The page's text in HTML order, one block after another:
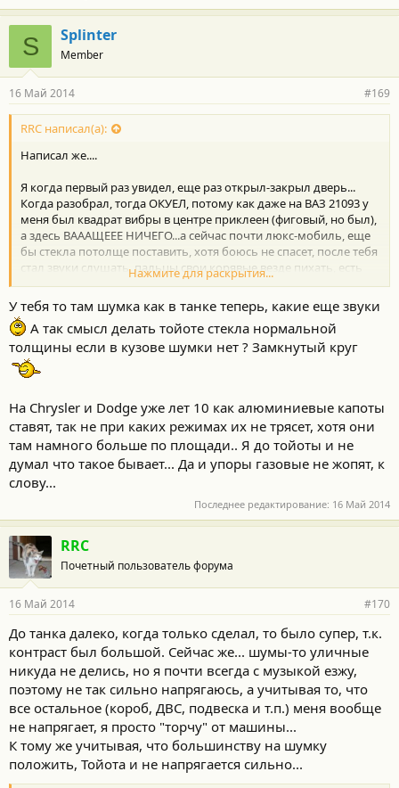
S Splinter
Member
16 Май 2014 #169
RRC написал(а):
Написал же....
Я когда первый раз увидел, еще раз открыл-закрыл дверь...
Когда разобрал, тогда ОКУЕЛ, потому как даже на ВАЗ 21093 у
меня был квадрат вибры в центре приклеен (фиговый, но был),
а здесь ВАААЩЕЕЕ НИЧЕГО...а сейчас почти люкс-мобиль, еще
бы стекла потолще поставить, хотя боюсь не спасет, после тебя
стал звуки слушать, пальцы свои корявые везде пихать, есть
такое ощущение, что еще и резиновые уплотнители звук
прилично пропускают, от воды/грязи их хватает, а от внешних
шумов нет...
Нажмите для раскрытия...
У тебя то там шумка как в танке теперь, какие еще звуки
А так смысл делать тойоте стекла нормальной
толщины если в кузове шумки нет ? Замкнутый круг
На Chrysler и Dodge уже лет 10 как алюминиевые капоты
ставят, так не при каких режимах их не трясет, хотя они
там намного больше по площади.. Я до тойоты и не
думал что такое бывает... Да и упоры газовые не жопят, к
слову...
Последнее редактирование: 16 Май 2014
RRC
Почетный пользователь форума
16 Май 2014 #170
До танка далеко, когда только сделал, то было супер, т.к.
контраст был большой. Сейчас же... шумы-то уличные
никуда не делись, но я почти всегда с музыкой езжу,
поэтому не так сильно напрягаюсь, а учитывая то, что
все остальное (короб, ДВС, подвеска и т.п.) меня вообще
не напрягает, я просто "торчу" от машины...
К тому же учитывая, что большинству на шумку
положить, Тойота и не напрягается сильно...